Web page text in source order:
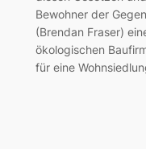
Bewohner der
(Brendan Fraser)
ökologischen
für eine